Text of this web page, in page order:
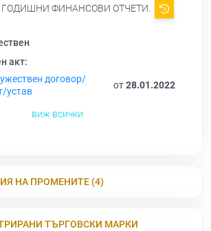
ФИНАНСОВИ ОТЧЕТИ.
акт:
договор/
устав
от28.01.2022
виж всички
НА ПРОМЕНИТЕ (4)
ТЪРГОВСКИ МАРКИ